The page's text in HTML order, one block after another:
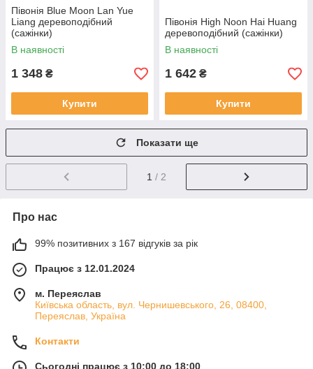
Півонія Blue Moon Lan Yue
Liang деревоподібний
(сажінки)
В наявності
1 348 ₴
Купити
Півонія High Noon Hai Huang
деревоподібний (сажінки)
В наявності
1 642 ₴
Купити
Показати ще
1 / 2
Про нас
99% позитивних з 167 відгуків за рік
Працює з 12.01.2024
м. Переяслав
Київська область, вул. Чернишевського, 26, 08400,
Переяслав, Україна
Контакти
Сьогодні працює з 10:00 до 18:00